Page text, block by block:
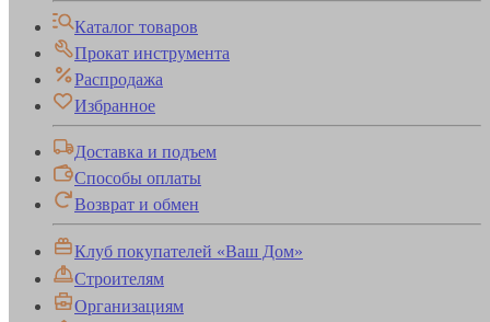
Каталог товаров
Прокат инструмента
Распродажа
Избранное
Доставка и подъем
Способы оплаты
Возврат и обмен
Клуб покупателей «Ваш Дом»
Строителям
Организациям